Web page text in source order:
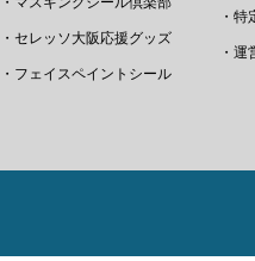
・セレッソ大阪応援グッズ
・フェイスペイントシール
・
・運